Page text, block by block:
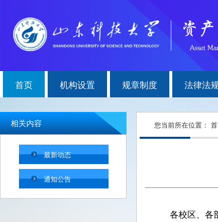
首页 机构设置 规章制度 法律法
相关内容
最新动态
通知公告
您当前所在位置：
各校区、各